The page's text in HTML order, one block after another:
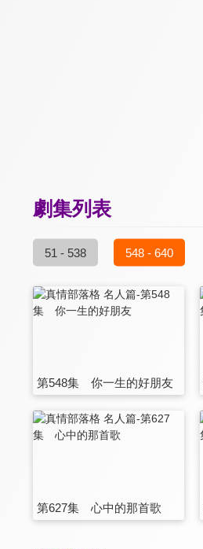
劇集列表
51 - 538 548 - 640
第548集 你一生的好朋友
第627集 心中的那首歌